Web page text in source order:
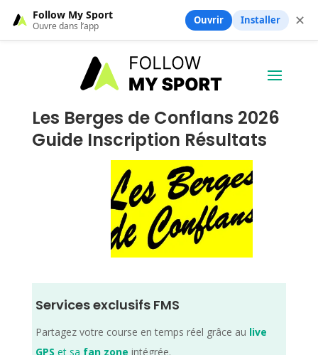
Les Berges de Conflans 2026
Guide Inscription Résultats
Services exclusifs FMS
Partagez votre course en temps réel grâce au live
GPS et sa fan zone intégrée.
Follow My Sport
Ouvre dans l’app Ouvrir Installer ✕